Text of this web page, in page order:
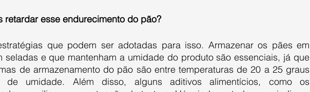
retardar esse endurecimento do pão?
seladas e que mantenham a umidade do produto são essenciais, já que
de armazenamento do pão são entre temperaturas de 20 a 25 graus
umidade. Além disso, alguns aditivos alimentícios, como os